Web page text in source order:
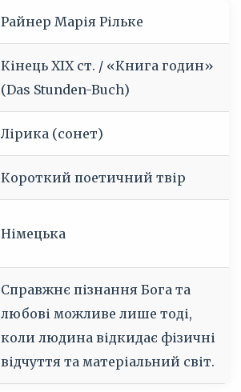
Райнер Марія Рільке
Кінець XIX ст. / «Книга годин»
(Das Stunden-Buch)
Лірика (сонет)
Короткий поетичний твір
Німецька
Справжнє пізнання Бога та
любові можливе лише тоді,
коли людина відкидає фізичні
відчуття та матеріальний світ.